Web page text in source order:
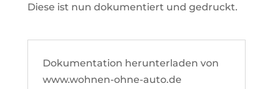
Diese ist nun dokumentiert und gedruckt.
Dokumentation herunterladen von
www.wohnen-ohne-auto.de